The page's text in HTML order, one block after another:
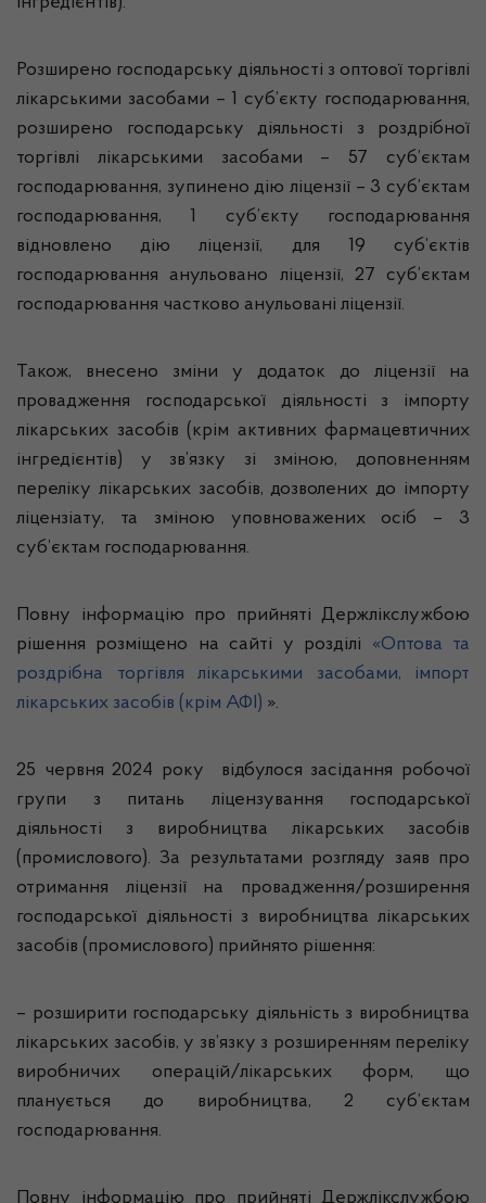
Розширено господарську діяльності з оптової торгівлі
лікарськими засобами – 1 суб’єкту господарювання,
розширено господарську діяльності з роздрібної
торгівлі лікарськими засобами – 57 суб’єктам
господарювання, зупинено дію ліцензії – 3 суб’єктам
господарювання, 1 суб’єкту господарювання
відновлено дію ліцензії, для 19 суб’єктів
господарювання анульовано ліцензії, 27 суб’єктам
господарювання частково анульовані ліцензії.
Також, внесено зміни у додаток до ліцензії на
провадження господарської діяльності з імпорту
лікарських засобів (крім активних фармацевтичних
інгредієнтів) у зв’язку зі зміною, доповненням
переліку лікарських засобів, дозволених до імпорту
ліцензіату, та зміною уповноважених осіб – 3
суб’єктам господарювання.
Повну інформацію про прийняті Держлікслужбою
рішення розміщено на сайті у розділі «Оптова та
роздрібна торгівля лікарськими засобами, імпорт
лікарських засобів (крім АФІ) ».
25 червня 2024 року відбулося засідання робочої
групи з питань ліцензування господарської
діяльності з виробництва лікарських засобів
(промислового). За результатами розгляду заяв про
отримання ліцензії на провадження/розширення
господарської діяльності з виробництва лікарських
засобів (промислового) прийнято рішення:
– розширити господарську діяльність з виробництва
лікарських засобів, у зв’язку з розширенням переліку
виробничих операцій/лікарських форм, що
планується до виробництва, 2 суб’єктам
господарювання.
Повну інформацію про прийняті Держлікслужбою